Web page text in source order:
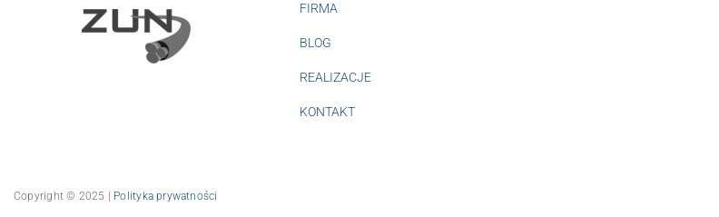
FIRMA
BLOG
REALIZACJE
KONTAKT
Copyright © 2025 | Polityka prywatności